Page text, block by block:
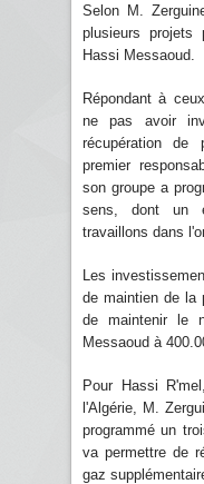
Selon M.
plusieurs projets
Hassi Messaoud.
Répondant à
ne pas avoir
récupération de
premier
son groupe a
sens, dont un
travaillons dans
Les
de maintien de la
de maintenir le
Messaoud à
Pour Hassi
l'Algérie, M.
programmé un
va permettre de
gaz